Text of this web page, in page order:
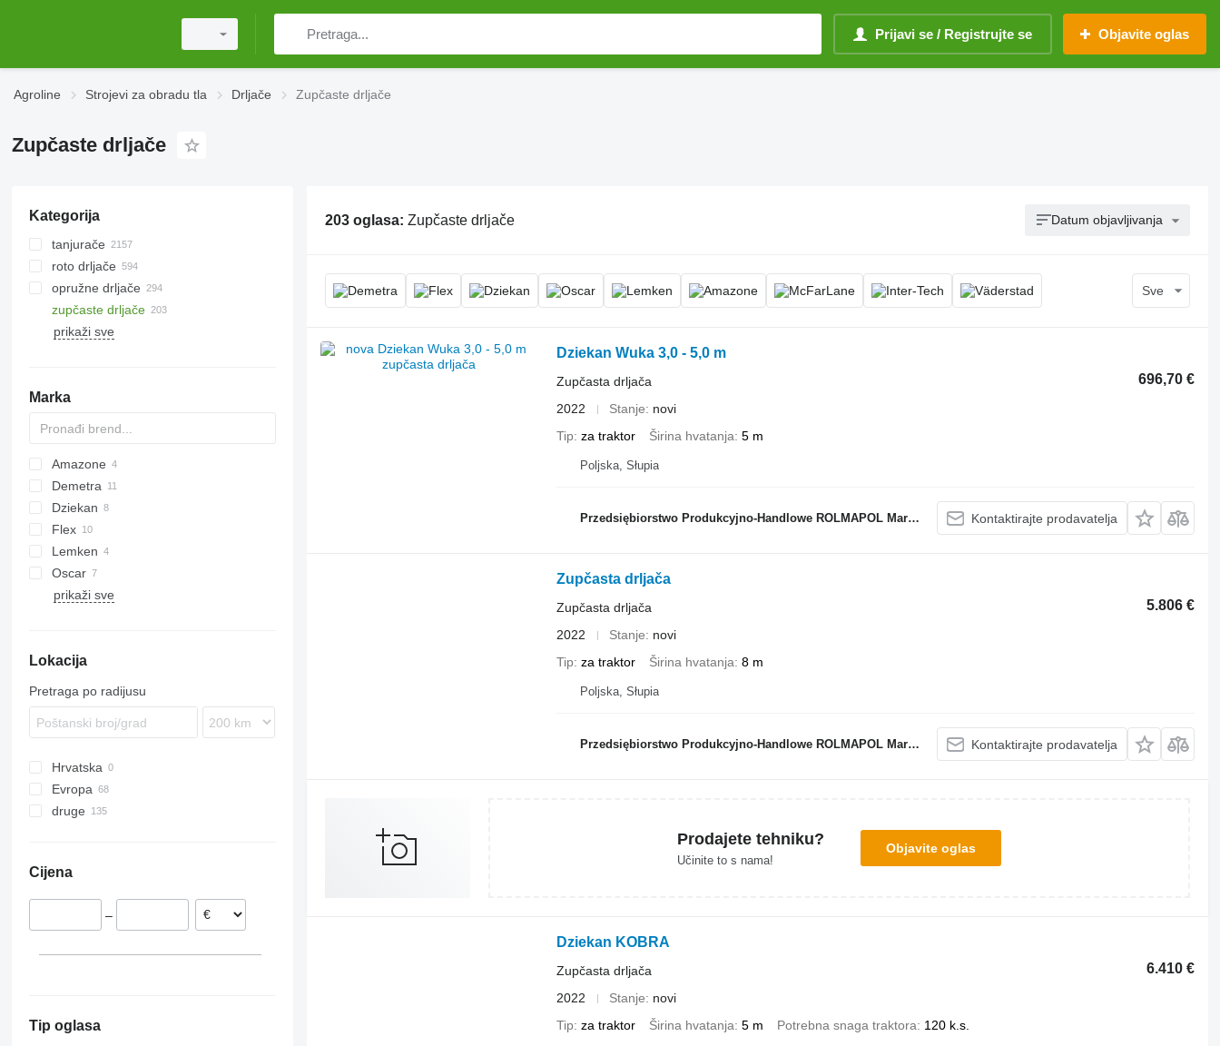
Prijavi se / Registrujte se Objavite oglas
Agroline Strojevi za obradu tla Drljače Zupčaste drljače
Zupčaste drljače
Kategorija
tanjurače
roto drljače
opružne drljače
zupčaste drljače
prikaži sve
Marka
Amazone
KE
Demetra
Dziekan
Flex
T series
Cultro
Cura
VM
HRB
Lemken
Zirkon
DC
WDL
Oscar
Lion
prikaži sve
Lokacija
Pretraga po radijusu
Hrvatska
Evropa
Poljska
Nizozemska
Litvanija
druge
Cijena
–
Tip oglasa
203 oglasa: Zupčaste drljače Datum objavljivanja
Sve
Dziekan Wuka 3,0 - 5,0 m
696,70 €
Zupčasta drljača
2022
Stanje
novi
Tip za traktor Širina hvatanja 5 m
Poljska, Słupia
Przedsiębiorstwo Produkcyjno-Handlowe ROLMAPOL Marcin Dziekan Kontaktirajte prodavatelja
Zupčasta drljača
5.806 €
Zupčasta drljača
2022
Stanje
novi
Tip za traktor Širina hvatanja 8 m
Poljska, Słupia
Przedsiębiorstwo Produkcyjno-Handlowe ROLMAPOL Marcin Dziekan Kontaktirajte prodavatelja
Prodajete tehniku?
Učinite to s nama!
Objavite oglas
Dziekan KOBRA
6.410 €
Zupčasta drljača
2022
Stanje
novi
Tip za traktor Širina hvatanja 5 m Potrebna snaga traktora 120 k.s.